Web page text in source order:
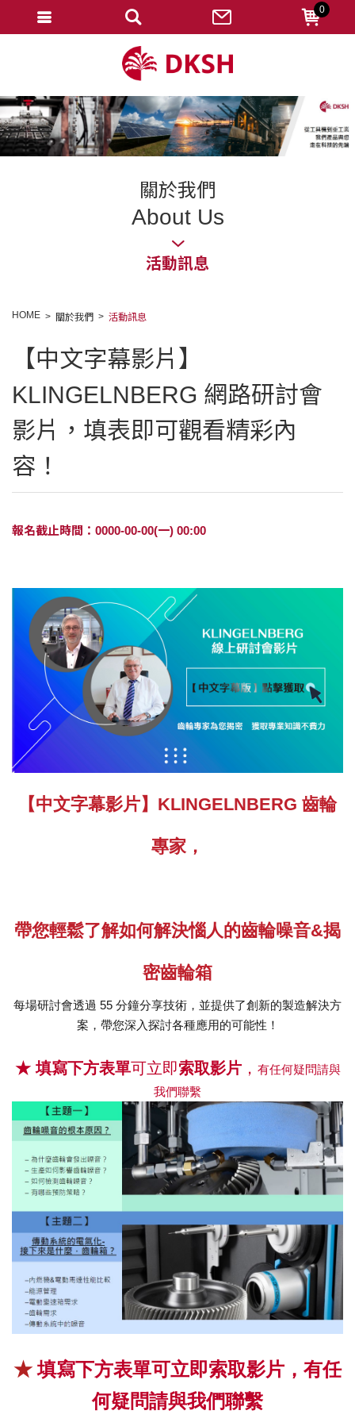
關於我們
About Us
活動訊息
HOME 關於我們 活動訊息
【中文字幕影片】
KLINGELNBERG 網路研討會
影片，填表即可觀看精彩內
容！
報名截止時間：0000-00-00(一) 00:00
【中文字幕影片】KLINGELNBERG 齒輪
專家，
帶您輕鬆了解如何解決惱人的齒輪噪音&揭
密齒輪箱
每場研討會透過 55 分鐘分享技術，並提供了創新的製造解決方
案，帶您深入探討各種應用的可能性！
★ 填寫下方表單可立即索取影片， 有任何疑問請與
我們聯繫
★ 填寫下方表單可立即索取影片 ，有任
何疑問請與我們聯繫
0
忘記密碼
變更密碼
修改個人資料
我的收藏
匯款通知